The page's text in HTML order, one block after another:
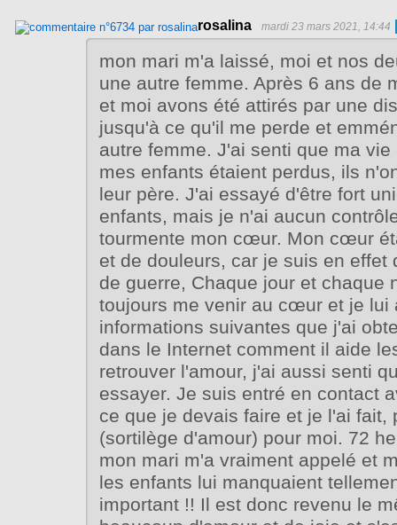
rosalina mardi 23 mars 2021, 14:44
mon mari m'a laissé, moi et nos
une autre femme. Après 6 ans de
et moi avons été attirés par une
jusqu'à ce qu'il me perde et
autre femme. J'ai senti que ma
mes enfants étaient perdus, ils
leur père. J'ai essayé d'être fort
enfants, mais je n'ai aucun
tourmente mon cœur. Mon cœur
et de douleurs, car je suis en effet
de guerre, Chaque jour et chaque
toujours me venir au cœur et je lui
informations suivantes que j'ai
dans le Internet comment il aide
retrouver l'amour, j'ai aussi senti
essayer. Je suis entré en contact
ce que je devais faire et je l'ai fait,
(sortilège d'amour) pour moi. 72
mon mari m'a vraiment appelé et
les enfants lui manquaient
important !! Il est donc revenu le